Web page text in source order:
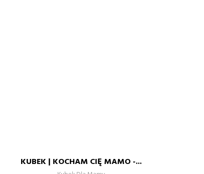
KUBEK | KOCHAM CIĘ MAMO -...
– +